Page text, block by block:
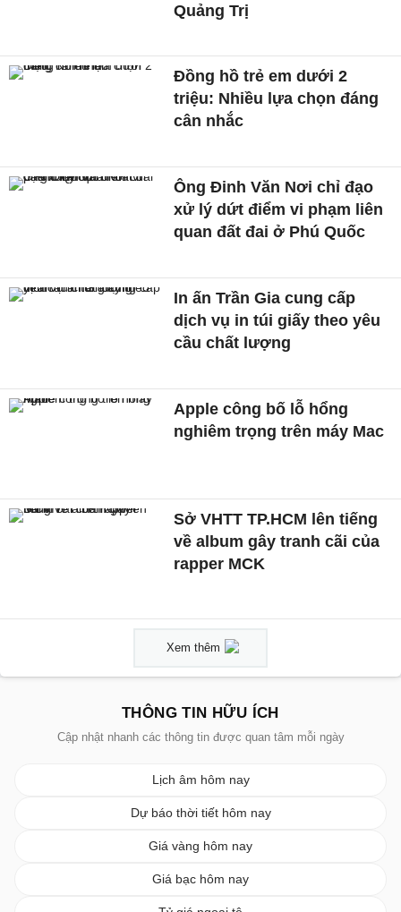
Quảng Trị
Đồng hồ trẻ em dưới 2
triệu: Nhiều lựa chọn đáng
cân nhắc
Ông Đinh Văn Nơi chỉ đạo
xử lý dứt điểm vi phạm liên
quan đất đai ở Phú Quốc
In ấn Trần Gia cung cấp
dịch vụ in túi giấy theo yêu
cầu chất lượng
Apple công bố lỗ hổng
nghiêm trọng trên máy Mac
Sở VHTT TP.HCM lên tiếng
về album gây tranh cãi của
rapper MCK
Xem thêm
THÔNG TIN HỮU ÍCH
Cập nhật nhanh các thông tin được quan tâm mỗi ngày
Lịch âm hôm nay
Dự báo thời tiết hôm nay
Giá vàng hôm nay
Giá bạc hôm nay